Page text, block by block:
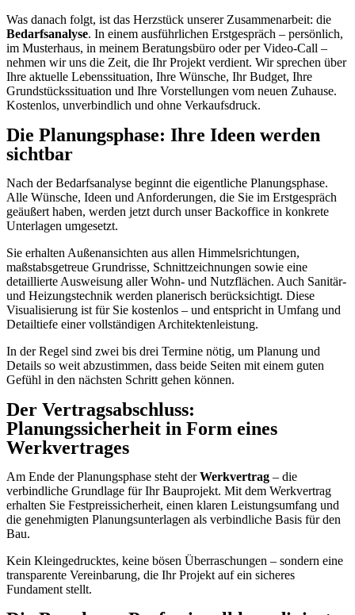
Was danach folgt, ist das Herzstück unserer Zusammenarbeit: die
Bedarfsanalyse. In einem ausführlichen Erstgespräch – persönlich,
im Musterhaus, in meinem Beratungsbüro oder per Video-Call –
nehmen wir uns die Zeit, die Ihr Projekt verdient. Wir sprechen über
Ihre aktuelle Lebenssituation, Ihre Wünsche, Ihr Budget, Ihre
Grundstückssituation und Ihre Vorstellungen vom neuen Zuhause.
Kostenlos, unverbindlich und ohne Verkaufsdruck.
Die Planungsphase: Ihre Ideen werden
sichtbar
Nach der Bedarfsanalyse beginnt die eigentliche Planungsphase.
Alle Wünsche, Ideen und Anforderungen, die Sie im Erstgespräch
geäußert haben, werden jetzt durch unser Backoffice in konkrete
Unterlagen umgesetzt.
Sie erhalten Außenansichten aus allen Himmelsrichtungen,
maßstabsgetreue Grundrisse, Schnittzeichnungen sowie eine
detaillierte Ausweisung aller Wohn- und Nutzflächen. Auch Sanitär-
und Heizungstechnik werden planerisch berücksichtigt. Diese
Visualisierung ist für Sie kostenlos – und entspricht in Umfang und
Detailtiefe einer vollständigen Architektenleistung.
In der Regel sind zwei bis drei Termine nötig, um Planung und
Details so weit abzustimmen, dass beide Seiten mit einem guten
Gefühl in den nächsten Schritt gehen können.
Der Vertragsabschluss:
Planungssicherheit in Form eines
Werkvertrages
Am Ende der Planungsphase steht derWerkvertrag – die
verbindliche Grundlage für Ihr Bauprojekt. Mit dem Werkvertrag
erhalten Sie Festpreissicherheit, einen klaren Leistungsumfang und
die genehmigten Planungsunterlagen als verbindliche Basis für den
Bau.
Kein Kleingedrucktes, keine bösen Überraschungen – sondern eine
transparente Vereinbarung, die Ihr Projekt auf ein sicheres
Fundament stellt.